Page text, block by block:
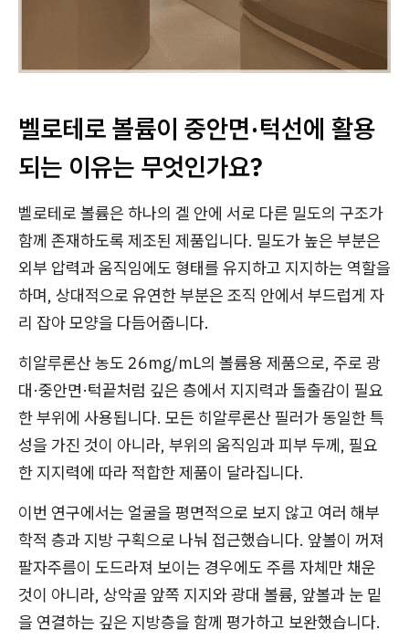
벨로테로 볼륨이 중안면·턱선에 활용
되는 이유는 무엇인가요?
벨로테로 볼륨은 하나의 겔 안에 서로 다른 밀도의 구조가
함께 존재하도록 제조된 제품입니다. 밀도가 높은 부분은
외부 압력과 움직임에도 형태를 유지하고 지지하는 역할을
하며, 상대적으로 유연한 부분은 조직 안에서 부드럽게 자
리 잡아 모양을 다듬어줍니다.
히알루론산 농도 26mg/mL의 볼륨용 제품으로, 주로 광
대·중안면·턱끝처럼 깊은 층에서 지지력과 돌출감이 필요
한 부위에 사용됩니다. 모든 히알루론산 필러가 동일한 특
성을 가진 것이 아니라, 부위의 움직임과 피부 두께, 필요
한 지지력에 따라 적합한 제품이 달라집니다.
이번 연구에서는 얼굴을 평면적으로 보지 않고 여러 해부
학적 층과 지방 구획으로 나눠 접근했습니다. 앞볼이 꺼져
팔자주름이 도드라져 보이는 경우에도 주름 자체만 채운
것이 아니라, 상악골 앞쪽 지지와 광대 볼륨, 앞볼과 눈 밑
을 연결하는 깊은 지방층을 함께 평가하고 보완했습니다.